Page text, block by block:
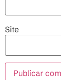
Site